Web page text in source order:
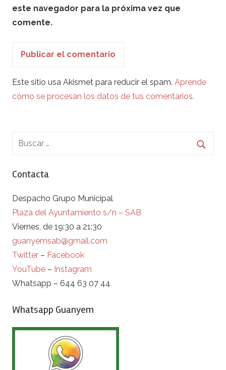
este navegador para la próxima vez que
comente.
Este sitio usa Akismet para reducir el spam. Aprende
cómo se procesan los datos de tus comentarios.
Contacta
Despacho Grupo Municipal
Plaza del Ayuntamiento s/n – SAB
Viernes, de 19:30 a 21:30
guanyemsab@gmail.com
Twitter – Facebook
YouTube – Instagram
Whatsapp – 644 63 07 44
Whatsapp Guanyem